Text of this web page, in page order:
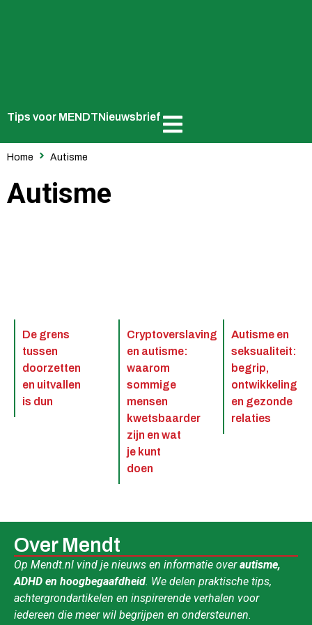
Tips voor MENDTNieuwsbrief
Home Autisme
Autisme
De grens
tussen
doorzetten
en uitvallen
is dun
Cryptoverslaving
en autisme:
waarom
sommige
mensen
kwetsbaarder
zijn en wat
je kunt
doen
Autisme en
seksualiteit:
begrip,
ontwikkeling
en gezonde
relaties
Over Mendt
Op Mendt.nl vind je nieuws en informatie overautisme,
ADHD en hoogbegaafdheid. We delen praktische tips,
achtergrondartikelen en inspirerende verhalen voor
iedereen die meer wil begrijpen en ondersteunen.